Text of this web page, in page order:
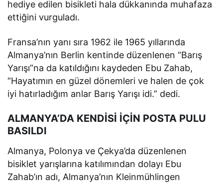
hediye edilen bisikleti hala dükkanında muhafaza
ettiğini vurguladı.
Fransa’nın yanı sıra 1962 ile 1965 yıllarında
Almanya’nın Berlin kentinde düzenlenen “Barış
Yarışı”na da katıldığını kaydeden Ebu Zahab,
“Hayatımın en güzel dönemleri ve halen de çok
iyi hatırladığım anlar Barış Yarışı idi.” dedi.
ALMANYA’DA KENDİSİ İÇİN POSTA PULU
BASILDI
Almanya, Polonya ve Çekya’da düzenlenen
bisiklet yarışlarına katılımından dolayı Ebu
Zahab’ın adı, Almanya’nın Kleinmühlingen